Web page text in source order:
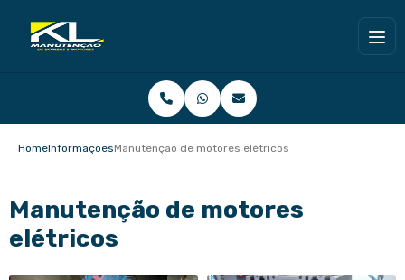
HomeInformaçõesManutenção de motores elétricos
Manutenção de motores
elétricos